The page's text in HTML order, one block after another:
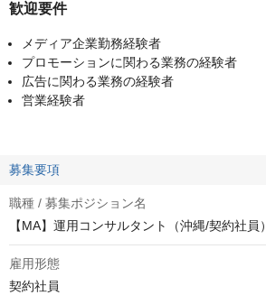
歓迎要件
メディア企業勤務経験者
プロモーションに関わる業務の経験者
広告に関わる業務の経験者
営業経験者
募集要項
職種 / 募集ポジション名
【MA】運用コンサルタント（沖縄/契約社員）
雇用形態
契約社員